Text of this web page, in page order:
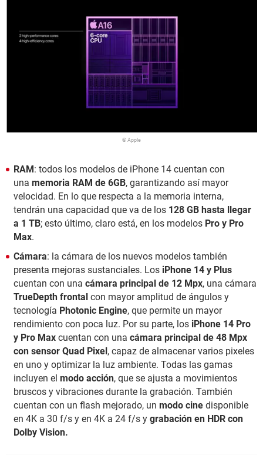
© Apple
RAM: todos los modelos de iPhone 14 cuentan con
una memoria RAM de 6GB, garantizando así mayor
velocidad. En lo que respecta a la memoria interna,
tendrán una capacidad que va de los 128 GB hasta llegar
a 1 TB; esto último, claro está, en los modelos Pro y Pro
Max.
Cámara: la cámara de los nuevos modelos también
presenta mejoras sustanciales. Los iPhone 14 y Plus
cuentan con una cámara principal de 12 Mpx, una cámara
TrueDepth frontal con mayor amplitud de ángulos y
tecnología Photonic Engine, que permite un mayor
rendimiento con poca luz. Por su parte, los iPhone 14 Pro
y Pro Max cuentan con una cámara principal de 48 Mpx
con sensor Quad Pixel, capaz de almacenar varios pixeles
en uno y optimizar la luz ambiente. Todas las gamas
incluyen el modo acción, que se ajusta a movimientos
bruscos y vibraciones durante la grabación. También
cuentan con un flash mejorado, un modo cine disponible
en 4K a 30 f/s y en 4K a 24 f/s y grabación en HDR con
Dolby Vision.